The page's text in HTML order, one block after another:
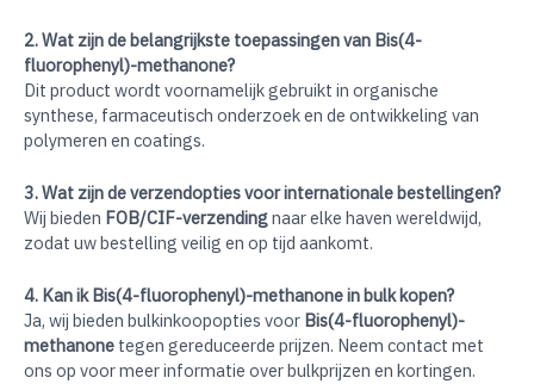
2. Wat zijn de belangrijkste toepassingen van Bis(4-
fluorophenyl)-methanone?
Dit product wordt voornamelijk gebruikt in organische
synthese, farmaceutisch onderzoek en de ontwikkeling van
polymeren en coatings.
3. Wat zijn de verzendopties voor internationale bestellingen?
Wij bieden FOB/CIF-verzendingnaar elke haven wereldwijd,
zodat uw bestelling veilig en op tijd aankomt.
4. Kan ik Bis(4-fluorophenyl)-methanone in bulk kopen?
Ja, wij bieden bulkinkoopopties voor Bis(4-fluorophenyl)-
methanone tegen gereduceerde prijzen. Neem contact met
ons op voor meer informatie over bulkprijzen en kortingen.